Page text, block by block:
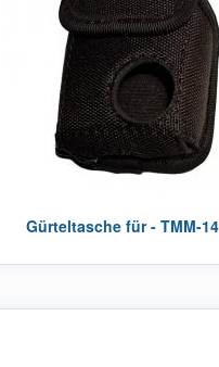
Gürteltasche für - TMM-